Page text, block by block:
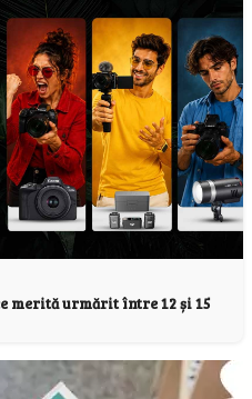
merită urmărit între 12 și 15